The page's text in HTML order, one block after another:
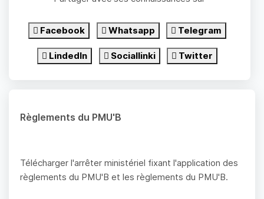
Facebook Whatsapp Telegram
LindedIn Sociallinki Twitter
Règlements du PMU'B
Télécharger l'arrêter ministériel fixant l'application des
règlements du PMU'B et les règlements du PMU'B.